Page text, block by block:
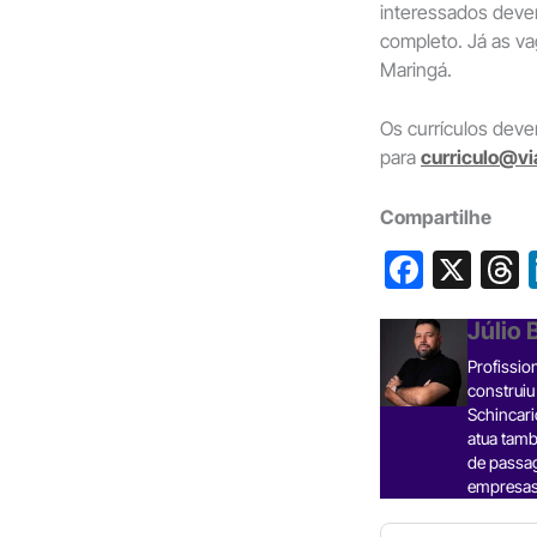
interessados
completo. Já as
Maringá.
Os currículos
para
Compartilhe
F
a
c
e
b
o
X
s
Júlio
atua
de